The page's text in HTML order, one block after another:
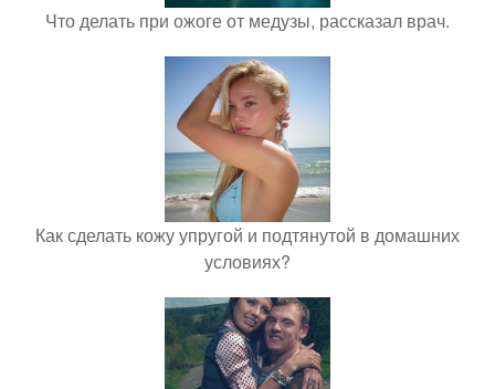
Что делать при ожоге от медузы, рассказал врач.
Как сделать кожу упругой и подтянутой в домашних
условиях?